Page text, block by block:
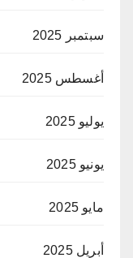
سبتمبر 2025
أغسطس 2025
يوليو 2025
يونيو 2025
مايو 2025
أبريل 2025